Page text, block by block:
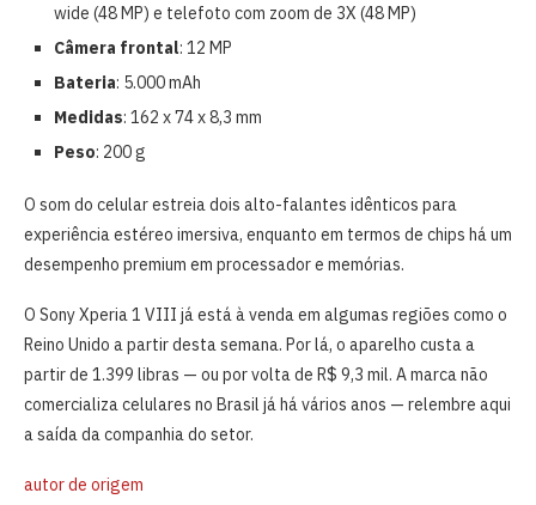
wide (48 MP) e telefoto com zoom de 3X (48 MP)
Câmera frontal: 12 MP
Bateria: 5.000 mAh
Medidas: 162 x 74 x 8,3 mm
Peso: 200 g
O som do celular estreia dois alto-falantes idênticos para
experiência estéreo imersiva, enquanto em termos de chips há um
desempenho premium em processador e memórias.
O Sony Xperia 1 VIII já está à venda em algumas regiões como o
Reino Unido a partir desta semana. Por lá, o aparelho custa a
partir de 1.399 libras — ou por volta de R$ 9,3 mil. A marca não
comercializa celulares no Brasil já há vários anos — relembre aqui
a saída da companhia do setor.
autor de origem